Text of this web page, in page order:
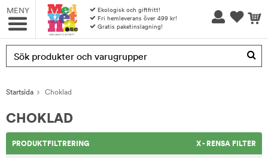
MENY
Ekologisk och giftfritt!
Fri hemleverans över 499 kr!
Gratis paketinslagning!
Produkten har blivit tillagd i varukorgen
Startsida Choklad
CHOKLAD
PRODUKTFILTRERING X - RENSA FILTER